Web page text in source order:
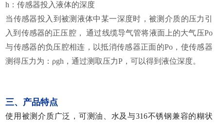
h ：传感器投入液体的深度
当传感器投入到被测液体中某一深度时，被测介质的压力引
入到传感器的正压腔， 通过线缆导气管将液面上的大气压Po
与传感器的负压腔相连，以抵消传感器正面的Po，使传感器
测得压力为：ρgh，通过测取压力P，可以得到液位深度。
三、产品特点
使用被测介质广泛，可测油、水及与316不锈钢兼容的糊状